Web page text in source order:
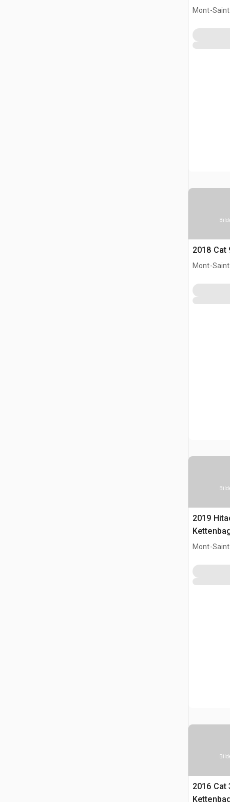
Mont-
2018 Cat
Mont-
2019
Mont-
2016 Cat